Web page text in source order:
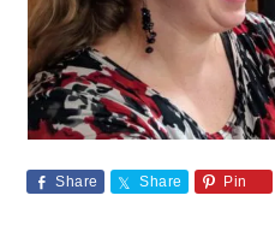
Share Share Pin